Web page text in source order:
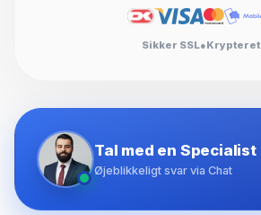
Sikker SSL●Krypteret
Tal med en Specialist
Øjeblikkeligt svar via Chat